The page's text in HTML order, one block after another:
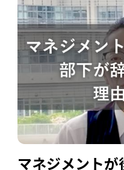
原因であるケースがほ
マネジメント